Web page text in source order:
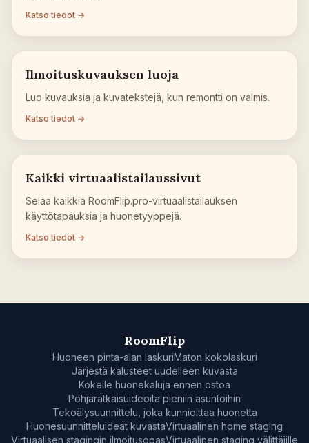
Katso tiedot →
Ilmoituskuvauksen luoja
Luo kuvauksia ja kuvatekstejä, kun remontti on valmis.
Katso tiedot →
Kaikki virtuaalistailaussivut
Selaa kaikkia RoomFlip.pro-virtuaalistailauksen
käyttötapauksia ja huonetyyppejä.
Katso tiedot →
RoomFlip
Huoneen pinta-alan laskuriMaton kokolaskuri
Järjestä kalusteet uudelleen kuvasta
Kokeile huonekaluja ennen ostoa
Pohjaratkaisuideoita pieniin asuntoihin
Tekoälysuunnittelu, joka kunnioittaa huonetta
Huonesuunnitteluideat kuvastaVirtuaalinen home staging
Virtuaalisen stagingin ilmoitusopasVirtuaalinen staging välittäjille